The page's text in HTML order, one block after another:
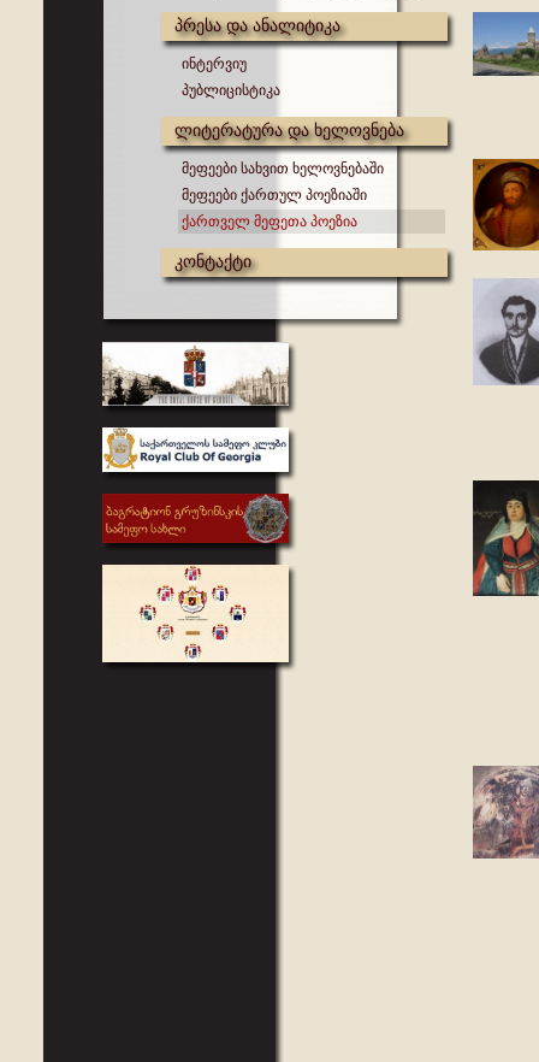
პრესა და ანალიტიკა
ინტერვიუ
პუბლიცისტიკა
ლიტერატურა და ხელოვნება
მეფეები სახვით ხელოვნებაში
მეფეები ქართულ პოეზიაში
ქართველ მეფეთა პოეზია
კონტაქტი